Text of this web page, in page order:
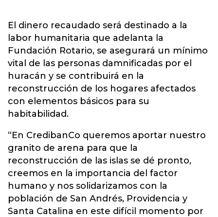
El dinero recaudado será destinado a la
labor humanitaria que adelanta la
Fundación Rotario, se asegurará un mínimo
vital de las personas damnificadas por el
huracán y se contribuirá en la
reconstrucción de los hogares afectados
con elementos básicos para su
habitabilidad.
“En CredibanCo queremos aportar nuestro
granito de arena para que la
reconstrucción de las islas se dé pronto,
creemos en la importancia del factor
humano y nos solidarizamos con la
población de San Andrés, Providencia y
Santa Catalina en este difícil momento por